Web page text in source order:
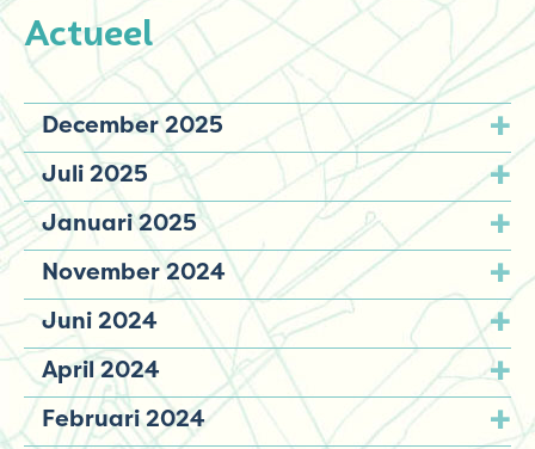
Actueel
December 2025
Juli 2025
Januari 2025
November 2024
Juni 2024
April 2024
Februari 2024